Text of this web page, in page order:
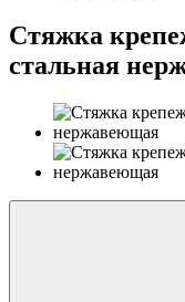
Стяжка
стальная